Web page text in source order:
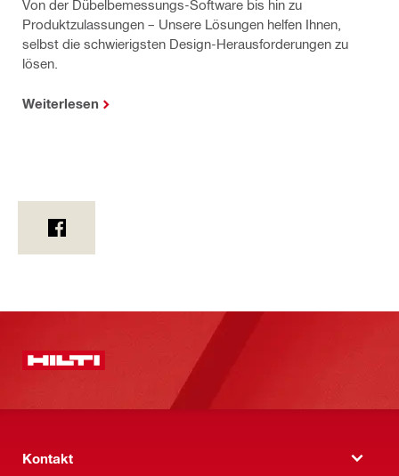
Von der Dübelbemessungs-Software bis hin zu
Produktzulassungen – Unsere Lösungen helfen Ihnen,
selbst die schwierigsten Design-Herausforderungen zu
lösen.
Weiterlesen
Kontakt